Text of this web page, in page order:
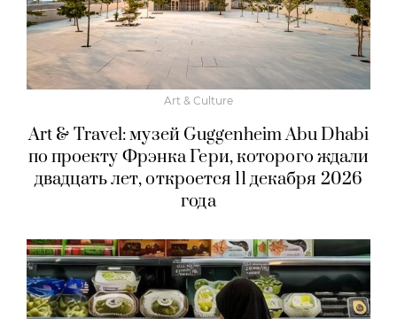
Art & Culture
Art & Travel: музей Guggenheim Abu Dhabi
по проекту Фрэнка Гери, которого ждали
двадцать лет, откроется 11 декабря 2026
года